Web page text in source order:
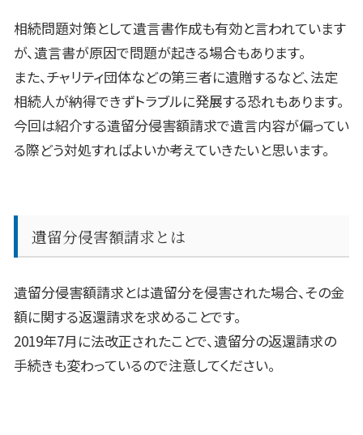
相続問題対策として遺言書作成も有効と言われています
が、遺言書が原因で問題が起きる場合もあります。
また、チャリティ団体などの第三者に遺贈するなど、法定
相続人が納得できずトラブルに発展する恐れもあります。
今回は紹介する遺留分侵害額請求で遺言内容が偏ってい
る際どう対処すればよいか考えていきたいと思います。
遺留分侵害額請求とは
遺留分侵害額請求とは遺留分を侵害された場合、その金
額に関する返還請求を求めることです。
2019年7月に法改正されたことで、遺留分の返還請求の
手続きも変わっているので注意してください。